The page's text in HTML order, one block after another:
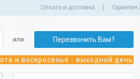
Оплата и доставка
или Перезвонить Вам?
и воскресенье - выходной день